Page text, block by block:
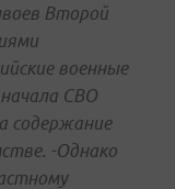
Второй
военные
СВО
содержание
-Однако